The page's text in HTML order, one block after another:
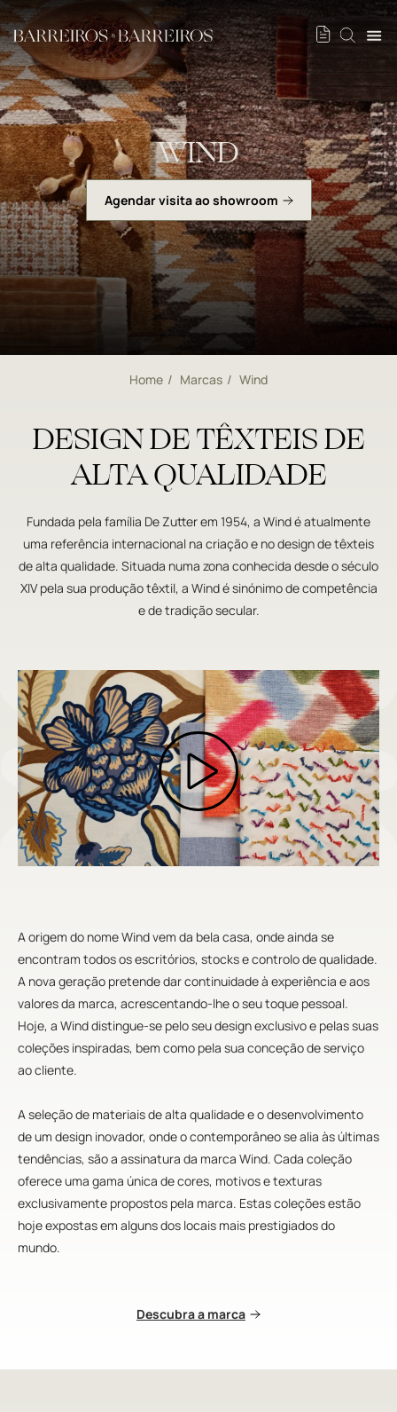
WIND
Agendar visita ao showroom
Home Marcas Wind
DESIGN DE TÊXTEIS DE
ALTA QUALIDADE
Fundada pela família De Zutter em 1954, a Wind é atualmente
uma referência internacional na criação e no design de têxteis
de alta qualidade. Situada numa zona conhecida desde o século
XIV pela sua produção têxtil, a Wind é sinónimo de competência
e de tradição secular.
A origem do nome Wind vem da bela casa, onde ainda se
encontram todos os escritórios, stocks e controlo de qualidade.
A nova geração pretende dar continuidade à experiência e aos
valores da marca, acrescentando-lhe o seu toque pessoal.
Hoje, a Wind distingue-se pelo seu design exclusivo e pelas suas
coleções inspiradas, bem como pela sua conceção de serviço
ao cliente.
A seleção de materiais de alta qualidade e o desenvolvimento
de um design inovador, onde o contemporâneo se alia às últimas
tendências, são a assinatura da marca Wind. Cada coleção
oferece uma gama única de cores, motivos e texturas
exclusivamente propostos pela marca. Estas coleções estão
hoje expostas em alguns dos locais mais prestigiados do
mundo.
Descubra a marca